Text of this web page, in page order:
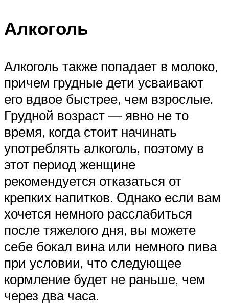
Алкоголь
Алкоголь также попадает в молоко,
причем грудные дети усваивают
его вдвое быстрее, чем взрослые.
Грудной возраст — явно не то
время, когда стоит начинать
употреблять алкоголь, поэтому в
этот период женщине
рекомендуется отказаться от
крепких напитков. Однако если вам
хочется немного расслабиться
после тяжелого дня, вы можете
себе бокал вина или немного пива
при условии, что следующее
кормление будет не раньше, чем
через два часа.